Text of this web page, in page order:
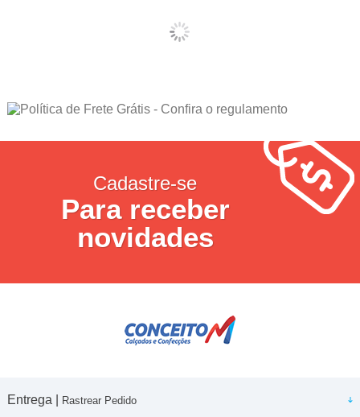
Cadastre-se
Para receber
novidades
Entrega | Rastrear Pedido